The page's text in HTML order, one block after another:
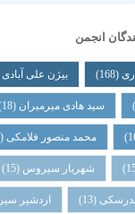
بیژن علی آبادی(31)
هادی میرمیران(18)
محمد منصور فلامکی (16)
شهریار سیروس(15)
(13) اردشیر سیروس(13)